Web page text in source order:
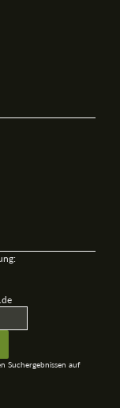
Suchergebnissen auf